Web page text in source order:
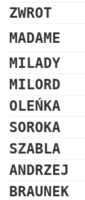
ZWROT
MADAME
MILADY
MILORD
OLEŃKA
SOROKA
SZABLA
ANDRZEJ
BRAUNEK